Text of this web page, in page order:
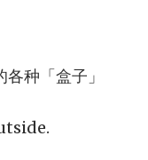
种「盒子」